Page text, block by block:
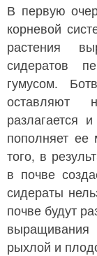
В первую
корневой
растения
сидератов
гумусом.
оставляют
разлагается
пополняет
того, в
в почве
сидераты
почве будут
рыхлой и